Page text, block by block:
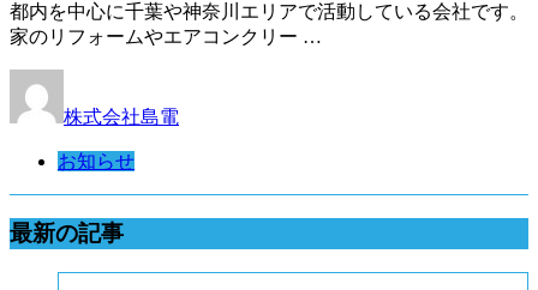
都内を中心に千葉や神奈川エリアで活動している会社です。
家のリフォームやエアコンクリー …
株式会社島電
お知らせ
最新の記事